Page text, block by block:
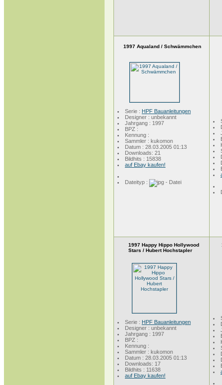
1997 Aqualand / Schwämmchen
Serie : HPF Bauanleitungen
Designer : unbekannt
Jahrgang : 1997
BPZ :
Kennung :
Sammler : kukomon
Datum : 28.03.2005 01:13
Downloads: 21
Bildhits : 15838
auf Ebay kaufen!
Dateityp :
1997 Happy Hippo Hollywood
Stars / Hubert Hochstapler
Serie : HPF Bauanleitungen
Designer : unbekannt
Jahrgang : 1997
BPZ :
Kennung :
Sammler : kukomon
Datum : 28.03.2005 01:13
Downloads: 17
Bildhits : 11638
auf Ebay kaufen!